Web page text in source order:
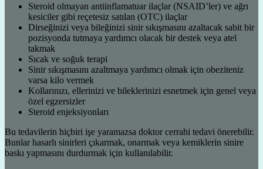
Steroid olmayan antiinflamatuar ilaçlar (NSAID’ler) ve ağrı
kesiciler gibi reçetesiz satılan (OTC) ilaçlar
Dirseğinizi veya bileğinizi sinir sıkışmasını azaltacak sabit bir
pozisyonda tutmaya yardımcı olacak bir destek veya atel
takmak
Sıcak ve soğuk terapi
Sinir sıkışmasını azaltmaya yardımcı olmak için obeziteniz
varsa kilo vermek
Kollarınızı, ellerinizi ve bileklerinizi esnetmek için genel veya
özel egzersizler
Steroid enjeksiyonları
Bu tedavilerin hiçbiri işe yaramazsa doktor cerrahi tedavi önerebilir.
Bunlar hasarlı sinirleri çıkarmak, onarmak veya kemiklerin sinire
baskı yapmasını durdurmak için kullanılabilir.